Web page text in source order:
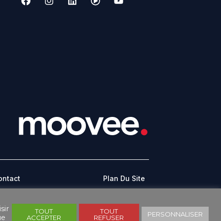
Plan Du Site
CONDITIONS GÉNÉRALES D’UTILISATION
TOUT
ACCEPTER
TOUT
REFUSER
PERSONNALISER